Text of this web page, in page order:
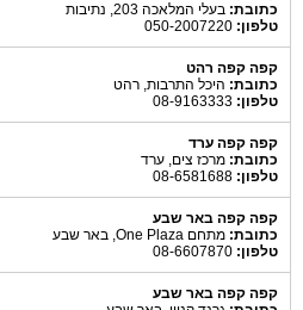
כתובת: בעלי המלאכה 203, נתיבות
טלפון:
קפה קפה רהט
כתובת: היכל התרבות, רהט
טלפון:
קפה קפה ערד
כתובת: מרכז צים, ערד
טלפון:
קפה קפה באר שבע
כתובת: מתחם One Plaza, באר שבע
טלפון:
קפה קפה באר שבע